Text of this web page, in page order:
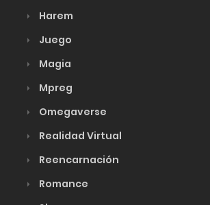
Harem
Juego
Magia
Mpreg
Omegaverse
Realidad Virtual
Reencarnación
Romance